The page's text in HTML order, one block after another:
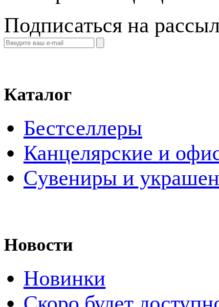
Подписаться на
Каталог
Бестселлеры
Канцелярские и
Cувениры и
Новости
Новинки